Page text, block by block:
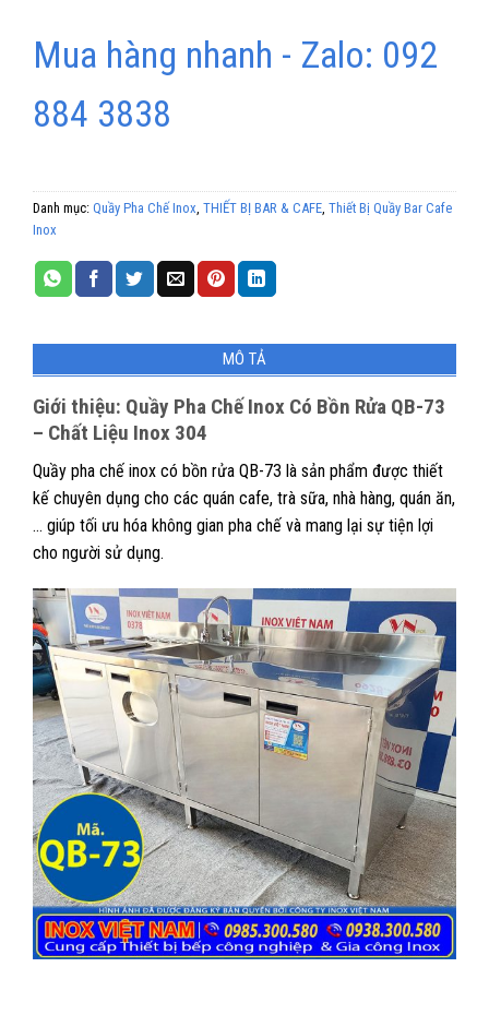
Mua hàng nhanh - Zalo: 092
884 3838
Danh mục: Quầy Pha Chế Inox THIẾT BỊ BAR & CAFE Thiết Bị Quầy Bar Cafe
Inox
MÔ TẢ
Giới thiệu: Quầy Pha Chế Inox Có Bồn Rửa QB-73
– Chất Liệu Inox 304
Quầy pha chế inox có bồn rửa QB-73 là sản phẩm được thiết
kế chuyên dụng cho các quán cafe, trà sữa, nhà hàng, quán ăn,
… giúp tối ưu hóa không gian pha chế và mang lại sự tiện lợi
cho người sử dụng.